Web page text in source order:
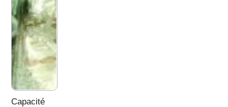
Capacité